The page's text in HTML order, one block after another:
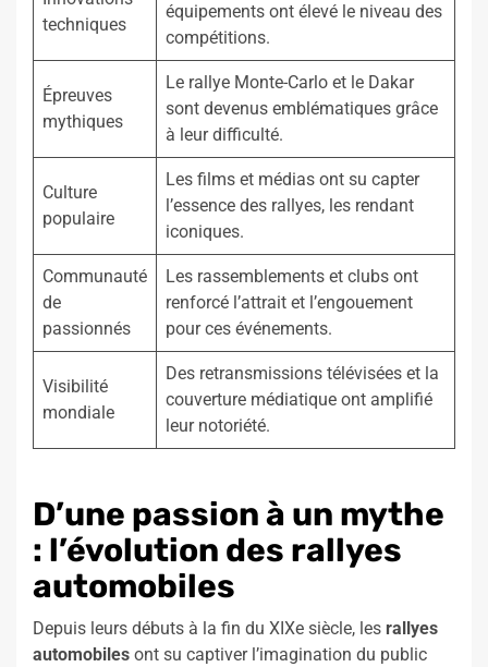
techniques
équipements ont élevé le niveau des
compétitions.
Épreuves
mythiques
Le rallye Monte-Carlo et le Dakar
sont devenus emblématiques grâce
à leur difficulté.
Culture
populaire
Les films et médias ont su capter
l’essence des rallyes, les rendant
iconiques.
Communauté
de
passionnés
Les rassemblements et clubs ont
renforcé l’attrait et l’engouement
pour ces événements.
Visibilité
mondiale
Des retransmissions télévisées et la
couverture médiatique ont amplifié
leur notoriété.
D’une passion à un mythe
: l’évolution des rallyes
automobiles
Depuis leurs débuts à la fin du XIXe siècle, les rallyes
automobiles ont su captiver l’imagination du public